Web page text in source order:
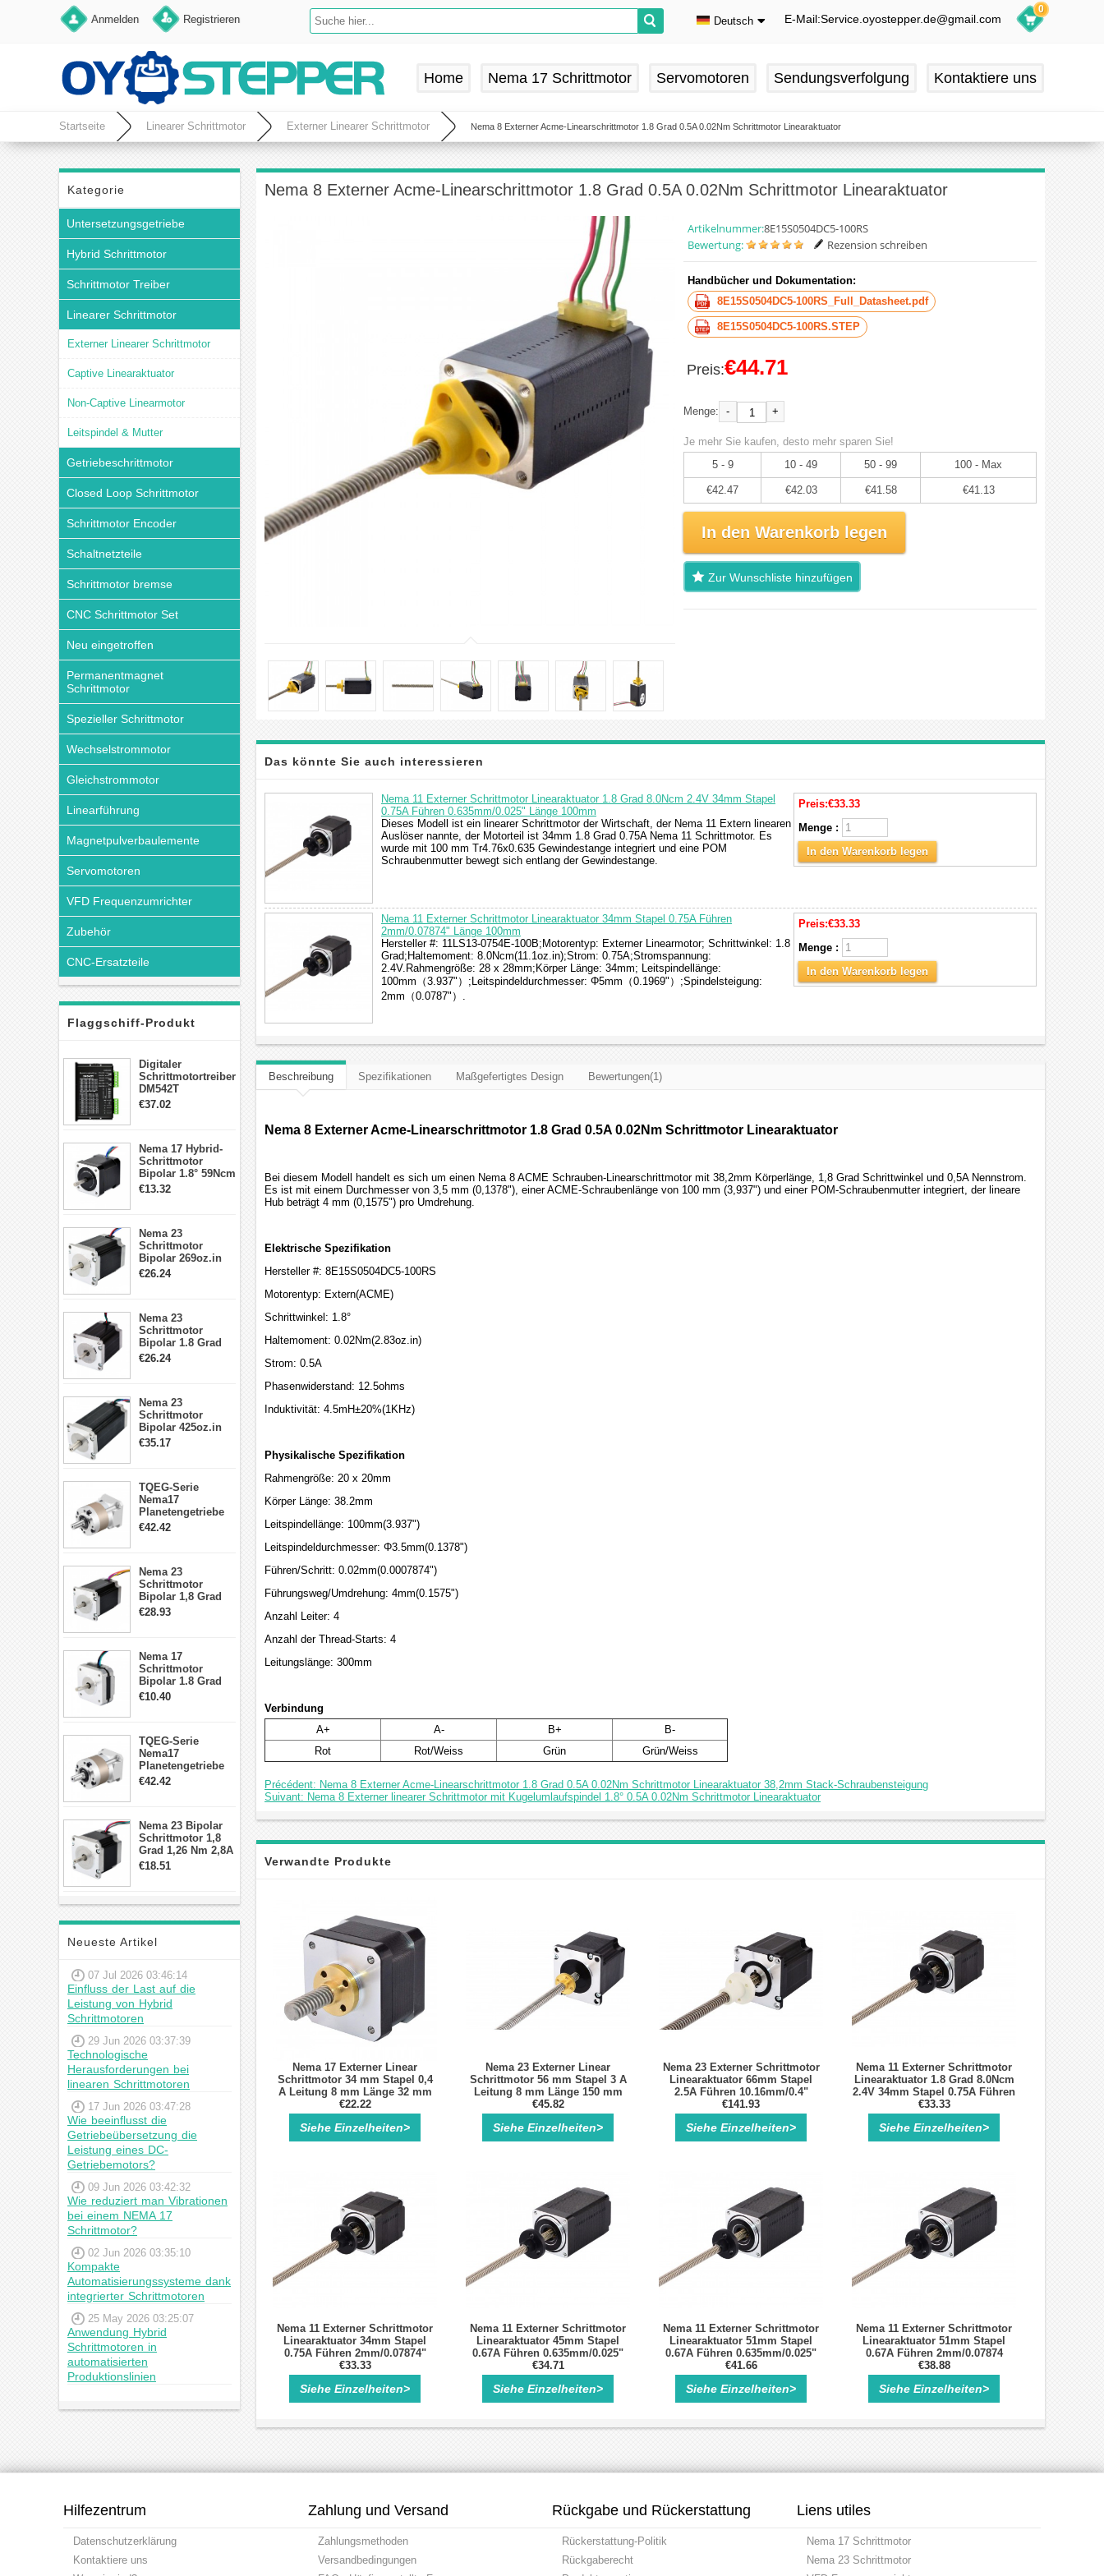
Anmelden Registrieren Deutsch
Deutsch
Español
E-Mail:Service.oyostepper.de@gmail.com
0
Home Nema 17 Schrittmotor Servomotoren Sendungsverfolgung Kontaktiere uns
Startseite Linearer Schrittmotor Externer Linearer Schrittmotor Nema 8 Externer Acme-Linearschrittmotor 1.8 Grad 0.5A 0.02Nm Schrittmotor Linearaktuator
Kategorie
Untersetzungsgetriebe
Hybrid Schrittmotor
Schrittmotor Treiber
Linearer Schrittmotor
Externer Linearer Schrittmotor
Captive Linearaktuator
Non-Captive Linearmotor
Leitspindel & Mutter
Getriebeschrittmotor
Closed Loop Schrittmotor
Schrittmotor Encoder
Schaltnetzteile
Schrittmotor bremse
CNC Schrittmotor Set
Neu eingetroffen
Permanentmagnet
Schrittmotor
Spezieller Schrittmotor
Wechselstrommotor
Gleichstrommotor
Linearführung
Magnetpulverbaulemente
Servomotoren
VFD Frequenzumrichter
Zubehör
CNC-Ersatzteile
Flaggschiff-Produkt
Digitaler
Schrittmotortreiber
DM542T
Schrittmotor
Schrittmotor
€37.02
Nema 17 Hybrid-
Schrittmotor
Bipolar 1.8° 59Ncm
2A 4 Drähte mit 1m
€13.32
Nema 23
Schrittmotor
Bipolar 269oz.in
2,8A 57x57x76mm
€26.24
Nema 23
Schrittmotor
Bipolar 1.8 Grad
1.9Nm 3A 3.36V 4
€26.24
Nema 23
Schrittmotor
Bipolar 425oz.in
4.2A 57x57x114mm
€35.17
TQEG-Serie
Nema17
Planetengetriebe
5:1 Spiel 15Arc-
€42.42
Nema 23
Schrittmotor
Bipolar 1,8 Grad
2,83Nm 4 A 2,26V
€28.93
Nema 17
Schrittmotor
Bipolar 1.8 Grad
8.7Ncm 1A 3.5V 4
€10.40
TQEG-Serie
Nema17
Planetengetriebe
10:1 Spiel 15Arc-
€42.42
Nema 23 Bipolar
Schrittmotor 1,8
Grad 1,26 Nm 2,8A
2,5V 4 Drähte
€18.51
Neueste Artikel
07 Jul 2026 03:46:14
Einfluss der Last auf die
Leistung von Hybrid
Schrittmotoren
29 Jun 2026 03:37:39
Technologische
Herausforderungen bei
linearen Schrittmotoren
17 Jun 2026 03:47:28
Wie beeinflusst die
Getriebeübersetzung die
Leistung eines DC-
Getriebemotors?
09 Jun 2026 03:42:32
Wie reduziert man Vibrationen
bei einem NEMA 17
Schrittmotor?
02 Jun 2026 03:35:10
Kompakte
Automatisierungssysteme dank
integrierter Schrittmotoren
25 May 2026 03:25:07
Anwendung Hybrid
Schrittmotoren in
automatisierten
Produktionslinien
Nema 8 Externer Acme-Linearschrittmotor 1.8 Grad 0.5A 0.02Nm Schrittmotor Linearaktuator
Artikelnummer:8E15S0504DC5-100RS
Bewertung:
Rezension schreiben
Handbücher und Dokumentation:
8E15S0504DC5-100RS_Full_Datasheet.pdf
8E15S0504DC5-100RS.STEP
Preis:€44.71
Menge: - +
Je mehr Sie kaufen, desto mehr sparen Sie!
5 - 9
10 - 49 50 - 99 100 - Max
€42.47 €42.03 €41.58 €41.13
In den Warenkorb legen
Zur Wunschliste hinzufügen
Das könnte Sie auch interessieren
Nema 11 Externer Schrittmotor Linearaktuator 1.8 Grad 8.0Ncm 2.4V 34mm Stapel
0.75A Führen 0.635mm/0.025" Länge 100mm
Dieses Modell ist ein linearer Schrittmotor der Wirtschaft, der Nema 11 Extern linearen
Auslöser nannte, der Motorteil ist 34mm 1.8 Grad 0.75A Nema 11 Schrittmotor. Es
wurde mit 100 mm Tr4.76x0.635 Gewindestange integriert und eine POM
Schraubenmutter bewegt sich entlang der Gewindestange.
Preis:€33.33
Menge :
In den Warenkorb legen
Nema 11 Externer Schrittmotor Linearaktuator 34mm Stapel 0.75A Führen
2mm/0.07874" Länge 100mm
Hersteller #: 11LS13-0754E-100B;Motorentyp: Externer Linearmotor; Schrittwinkel: 1.8
Grad;Haltemoment: 8.0Ncm(11.1oz.in);Strom: 0.75A;Stromspannung:
2.4V.Rahmengröße: 28 x 28mm;Körper Länge: 34mm; Leitspindellänge:
100mm（3.937"）;Leitspindeldurchmesser: Φ5mm（0.1969"）;Spindelsteigung:
2mm（0.0787"）.
Preis:€33.33
Menge :
In den Warenkorb legen
Beschreibung Spezifikationen Maßgefertigtes Design Bewertungen(1)
Nema 8 Externer Acme-Linearschrittmotor 1.8 Grad 0.5A 0.02Nm Schrittmotor Linearaktuator
Bei diesem Modell handelt es sich um einen Nema 8 ACME Schrauben-Linearschrittmotor mit 38,2mm Körperlänge, 1,8 Grad Schrittwinkel und 0,5A Nennstrom.
Es ist mit einem Durchmesser von 3,5 mm (0,1378"), einer ACME-Schraubenlänge von 100 mm (3,937") und einer POM-Schraubenmutter integriert, der lineare
Hub beträgt 4 mm (0,1575") pro Umdrehung.
Elektrische Spezifikation
Hersteller #: 8E15S0504DC5-100RS
Motorentyp: Extern(ACME)
Schrittwinkel: 1.8°
Haltemoment: 0.02Nm(2.83oz.in)
Strom: 0.5A
Phasenwiderstand: 12.5ohms
Induktivität: 4.5mH±20%(1KHz)
Physikalische Spezifikation
Rahmengröße: 20 x 20mm
Körper Länge: 38.2mm
Leitspindellänge: 100mm(3.937")
Leitspindeldurchmesser: Φ3.5mm(0.1378")
Führen/Schritt: 0.02mm(0.0007874")
Führungsweg/Umdrehung: 4mm(0.1575")
Anzahl Leiter: 4
Anzahl der Thread-Starts: 4
Leitungslänge: 300mm
Verbindung
A+
A- B+
B-
Rot
Rot/Weiss Grün Grün/Weiss
Précédent: Nema 8 Externer Acme-Linearschrittmotor 1.8 Grad 0.5A 0.02Nm Schrittmotor Linearaktuator 38,2mm Stack-Schraubensteigung
Suivant: Nema 8 Externer linearer Schrittmotor mit Kugelumlaufspindel 1.8° 0.5A 0.02Nm Schrittmotor Linearaktuator
Verwandte Produkte
Nema 17 Externer Linear
Schrittmotor 34 mm Stapel 0,4
A Leitung 8 mm Länge 32 mm
für DIY 3D Drucker Kits
€22.22
Siehe Einzelheiten>
Nema 23 Externer Linear
Schrittmotor 56 mm Stapel 3 A
Leitung 8 mm Länge 150 mm
Bipolar 1.3Nm 3.3V
Schrittmotor Linearaktuator
€45.82
Siehe Einzelheiten>
Nema 23 Externer Schrittmotor
Linearaktuator 66mm Stapel
2.5A Führen 10.16mm/0.4"
Länge 250mm
€141.93
Siehe Einzelheiten>
Nema 11 Externer Schrittmotor
Linearaktuator 1.8 Grad 8.0Ncm
2.4V 34mm Stapel 0.75A Führen
0.635mm/0.025" Länge 100mm
€33.33
Siehe Einzelheiten>
Nema 11 Externer Schrittmotor
Linearaktuator 34mm Stapel
0.75A Führen 2mm/0.07874"
Länge 100mm
€33.33
Siehe Einzelheiten>
Nema 11 Externer Schrittmotor
Linearaktuator 45mm Stapel
0.67A Führen 0.635mm/0.025"
Länge 101mm
€34.71
Siehe Einzelheiten>
Nema 11 Externer Schrittmotor
Linearaktuator 51mm Stapel
0.67A Führen 0.635mm/0.025"
Länge 100mm
€41.66
Siehe Einzelheiten>
Nema 11 Externer Schrittmotor
Linearaktuator 51mm Stapel
0.67A Führen 2mm/0.07874
Länge 100mm
€38.88
Siehe Einzelheiten>
Hilfezentrum
Datenschutzerklärung
Kontaktiere uns
Zahlung und Versand
Zahlungsmethoden
Versandbedingungen
Rückgabe und Rückerstattung
Rückerstattung-Politik
Rückgaberecht
Liens utiles
Nema 17 Schrittmotor
Nema 23 Schrittmotor